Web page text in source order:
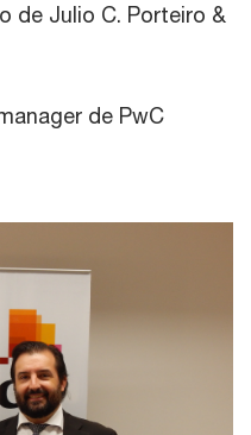
de Julio C. Porteiro &
de PwC